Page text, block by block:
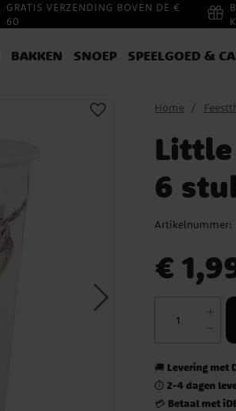
GRATIS VERZENDING BOVEN DE €
60
BAKKEN SNOEP SPEELGOED &
Home
6
Artikelnummer:
€
🚚 Levering met
⏱️2-4 dagen
💳 Betaal met